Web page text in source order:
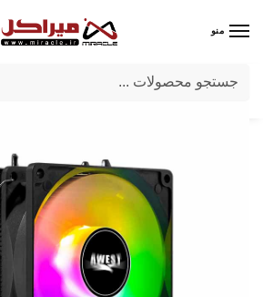
منو
میراکل/کامپیوتر/قطعات اصلی